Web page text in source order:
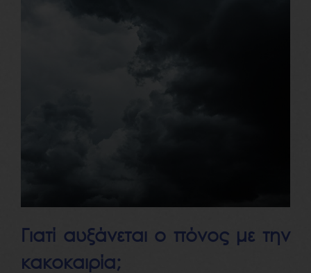
Γιατί αυξάνεται ο πόνος με την
κακοκαιρία;